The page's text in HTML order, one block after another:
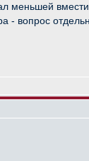
меньшей
- вопрос